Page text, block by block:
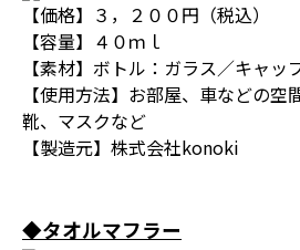
【価格】３，２００円（税込）
【容量】４０ｍｌ
【素材】ボトル：ガラス／キャッ
【使用方法】お部屋、車などの空
靴、マスクなど
【製造元】株式会社konoki
◆タオルマフラー